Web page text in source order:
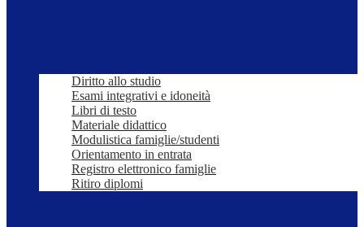
Diritto allo studio
Esami integrativi e idoneità
Libri di testo
Materiale didattico
Modulistica famiglie/studenti
Orientamento in entrata
Registro elettronico famiglie
Ritiro diplomi